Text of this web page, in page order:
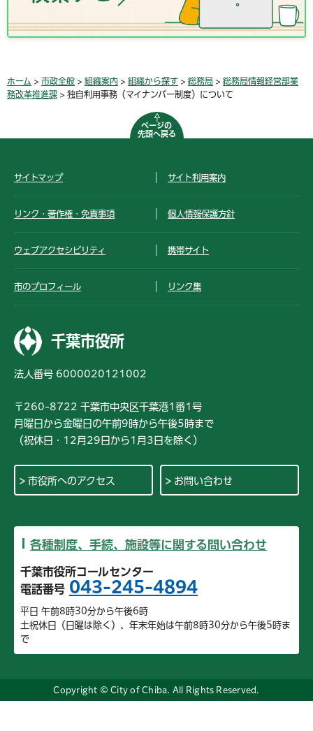
ホーム > 市政全般 > 組織案内 > 組織から探す > 総務局 > 総務局情報経営部業
務改革推進課 > 独自利用事務（マイナンバー制度）について
ページの
先頭へ戻る
サイトマップ サイト利用案内
リンク・著作権・免責事項 個人情報保護方針
ウェブアクセシビリティ 携帯サイト
市のプロフィール リンク集
千葉市役所
法人番号 6000020121002
〒260-8722 千葉市中央区千葉港1番1号
月曜日から金曜日の午前9時から午後5時まで
（祝休日・12月29日から1月3日を除く）
市役所へのアクセス お問い合わせ
各種制度、手続、施設等に関する問い合わせ
千葉市役所コールセンター
電話番号 043-245-4894
平日 午前8時30分から午後6時
土祝休日（日曜は除く）、年末年始は午前8時30分から午後5時ま
で
Copyright © City of Chiba. All Rights Reserved.